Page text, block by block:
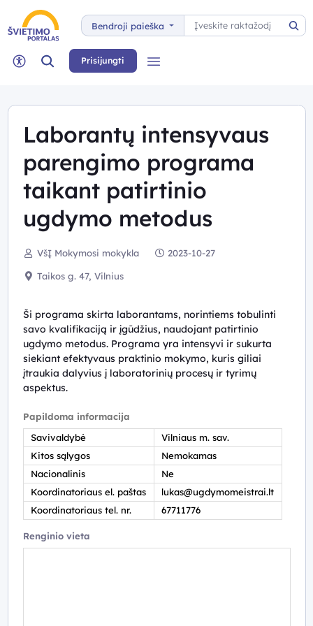
Bendroji paieška
Paieška
Neįgaliųjų rėžimas
Paieška Prisijungti
Laborantų intensyvaus
parengimo programa
taikant patirtinio
ugdymo metodus
VšĮ Mokymosi mokykla 2023-10-27
Taikos g. 47, Vilnius
Ši programa skirta laborantams, norintiems tobulinti
savo kvalifikaciją ir įgūdžius, naudojant patirtinio
ugdymo metodus. Programa yra intensyvi ir sukurta
siekiant efektyvaus praktinio mokymo, kuris giliai
įtraukia dalyvius į laboratorinių procesų ir tyrimų
aspektus.
Papildoma informacija
Savivaldybė
Vilniaus m. sav.
Kitos sąlygos
Nemokamas
Nacionalinis
Ne
Koordinatoriaus el. paštas
lukas@ugdymomeistrai.lt
Koordinatoriaus tel. nr.
67711776
Renginio vieta